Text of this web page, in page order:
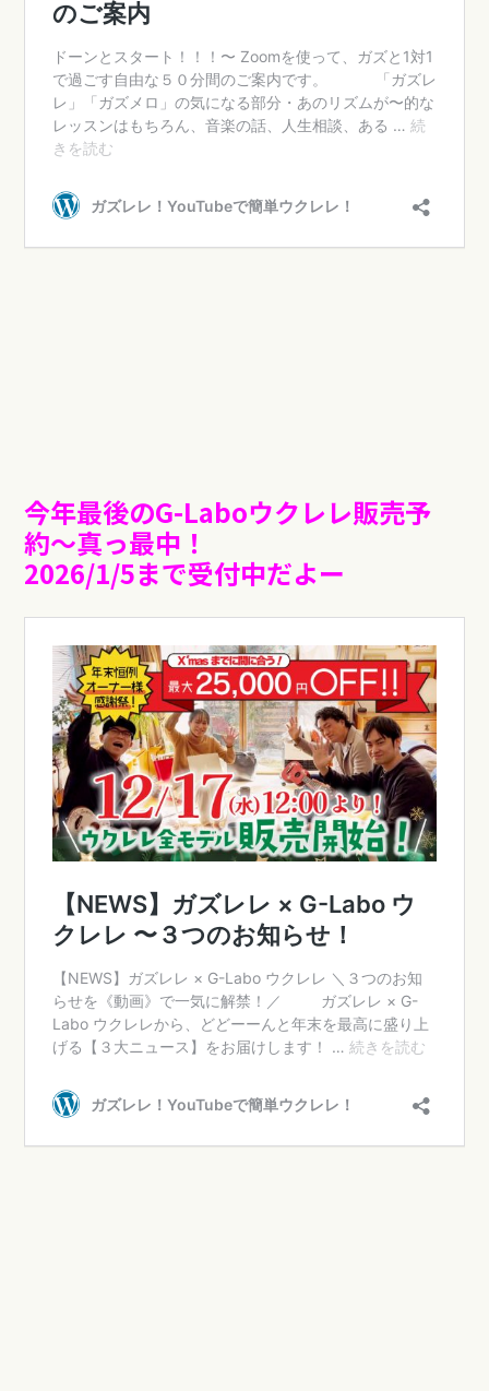
今年最後のG-Laboウクレレ販売予
約〜真っ最中！
2026/1/5まで受付中だよー